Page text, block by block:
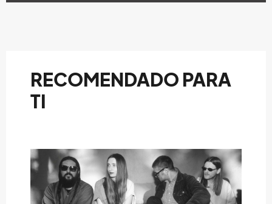
RECOMENDADO PARA
TI